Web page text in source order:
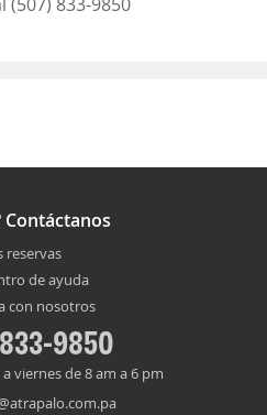
Contáctanos
reservas
de ayuda
con nosotros
9850
viernes de 8 am a 6 pm